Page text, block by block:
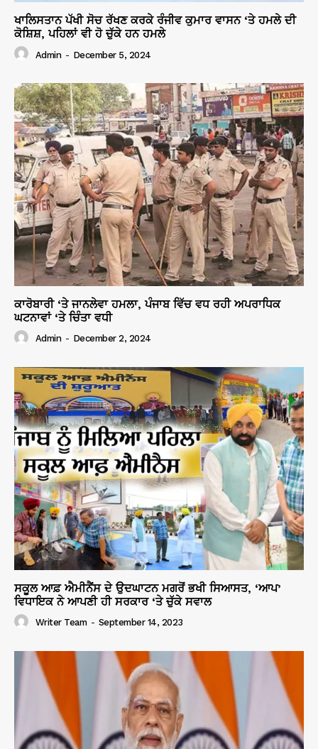
ਖਾਲਿਸਤਾਨ ਪੱਖੀ ਸੋਚ ਰੱਖਣ ਕਰਕੇ ਰੰਜੀਵ ਕੁਮਾਰ ਵਾਸਨ ‘ਤੇ ਹਮਲੇ ਦੀ
ਕੋਸ਼ਿਸ਼, ਪਹਿਲਾਂ ਵੀ ਹੋ ਚੁੱਕੇ ਹਨ ਹਮਲੇ
Admin - December 5, 2024
ਕਾਰੋਬਾਰੀ ‘ਤੇ ਜਾਨਲੇਵਾ ਹਮਲਾ, ਪੰਜਾਬ ਵਿੱਚ ਵਧ ਰਹੀ ਅਪਰਾਧਿਕ
ਘਟਨਾਵਾਂ ‘ਤੇ ਚਿੰਤਾ ਵਧੀ
Admin - December 2, 2024
ਸਕੂਲ ਆਫ਼ ਐਮੀਨੈਂਸ ਦੇ ਉਦਘਾਟਨ ਮਗਰੋਂ ਭਖੀ ਸਿਆਸਤ, ‘ਆਪ’
ਵਿਧਾਇਕ ਨੇ ਆਪਣੀ ਹੀ ਸਰਕਾਰ ‘ਤੇ ਚੁੱਕੇ ਸਵਾਲ
Writer Team - September 14, 2023